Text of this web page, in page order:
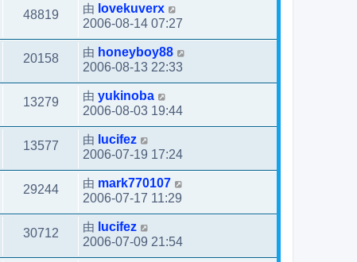
48819 由 lovekuverx
2006-08-14 07:27
20158 由 honeyboy88
2006-08-13 22:33
13279 由 yukinoba
2006-08-03 19:44
13577 由 lucifez
2006-07-19 17:24
29244 由 mark770107
2006-07-17 11:29
30712 由 lucifez
2006-07-09 21:54